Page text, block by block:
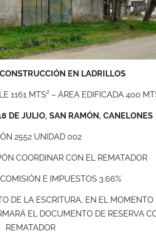
EN LADRILLOS
1161 MTS² – ÁREA EDIFICADA 400
DE JULIO, SAN RAMÓN, CANELONES
2552 UNIDAD 002
COORDINAR CON EL REMATADOR
E IMPUESTOS 3.66%
DE LA ESCRITURA, EN EL MOMENTO
EL DOCUMENTO DE RESERVA
REMATADOR